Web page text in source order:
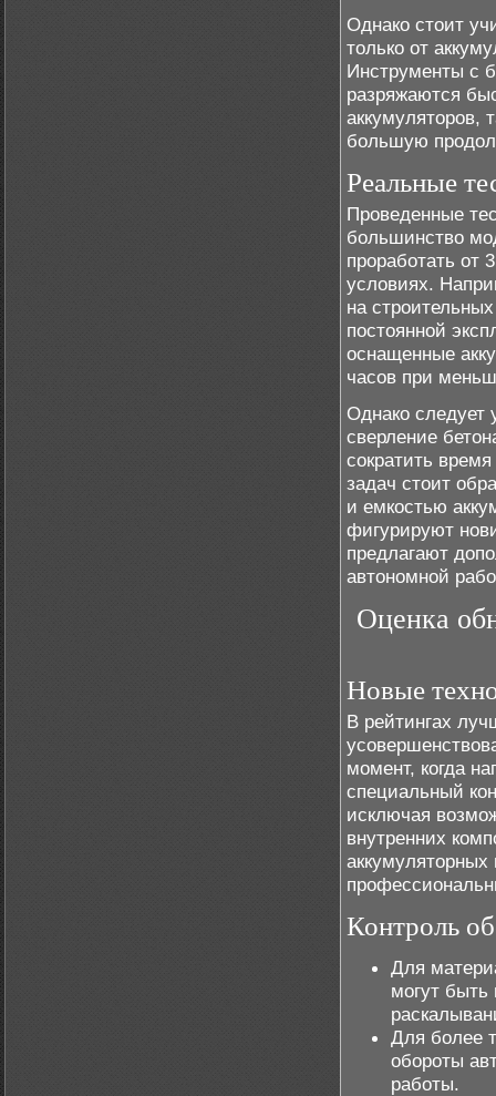
Однако стоит
только от
Инструменты с
разряжаются
аккумуляторов,
большую
Реальные
Проведенные
большинство
проработать от
условиях.
на
постоянной
оснащенные
часов при
Однако следует
сверление
сократить
задач стоит
и емкостью
фигурируют
предлагают
автономной
Оценка
Новые
В рейтингах
момент, когда
специальный
исключая
внутренних
Контроль
Для
могут быть
Для более
обороты
работы.